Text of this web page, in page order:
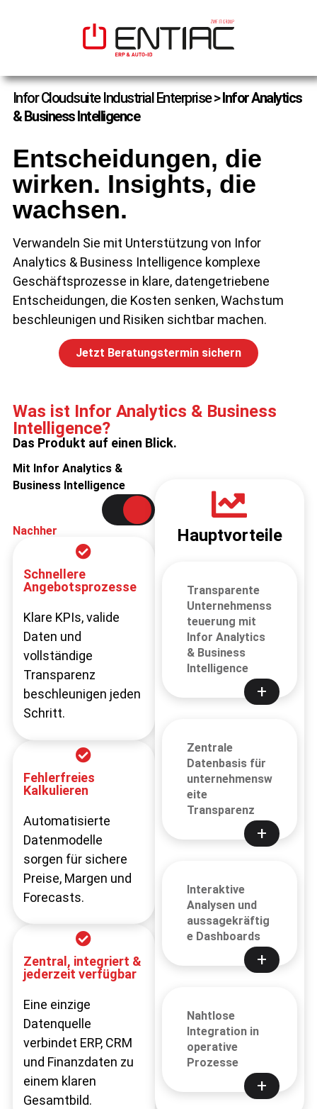
Infor Cloudsuite Industrial Enterprise>Infor Analytics
& Business Intelligence
Entscheidungen, die
wirken. Insights, die
wachsen.
Verwandeln Sie mit Unterstützung von Infor
Analytics & Business Intelligence komplexe
Geschäftsprozesse in klare, datengetriebene
Entscheidungen, die Kosten senken, Wachstum
beschleunigen und Risiken sichtbar machen.
Jetzt Beratungstermin sichern
Was ist Infor Analytics & Business
Intelligence?
Das Produkt auf einen Blick.
Mit Infor Analytics &
Business Intelligence
Vorher
Bottleneck im
Vertrieb
Lange
Angebotszyklen,
fehlende EInblicke
und unklare Margen
verzögern den
Verkauf.
Fehleranfällige
Kalkulation
Manuelle
Datenquellen,
widersprüchliche
KPIs, hohe
Nachbearbeitung.
Unübersichtliche
Datenlandschaft
Berichte aus Excel,
CRM und E-Mail –
alles verteilt, nichts
konsistent
Nachher
Schnellere
Angebotsprozesse
Klare KPIs, valide
Daten und
vollständige
Transparenz
beschleunigen jeden
Schritt.
Fehlerfreies
Kalkulieren
Automatisierte
Datenmodelle
sorgen für sichere
Preise, Margen und
Forecasts.
Zentral, integriert &
jederzeit verfügbar
Eine einzige
Datenquelle
verbindet ERP, CRM
und Finanzdaten zu
einem klaren
Gesamtbild.
Hauptvorteile
Transparente
Unternehmenss
teuerung mit
Infor Analytics
& Business
Intelligence
Zentrale
Datenbasis für
unternehmensw
eite
Transparenz
Interaktive
Analysen und
aussagekräftig
e Dashboards
Nahtlose
Integration in
operative
Prozesse